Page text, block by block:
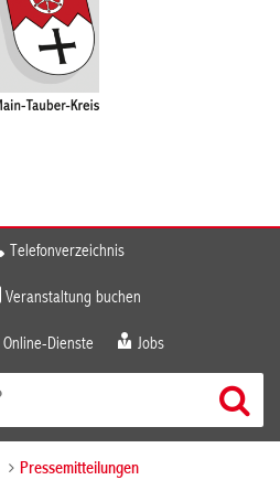
Telefonverzeichnis
Veranstaltung buchen
Online-Dienste Jobs
Pressemitteilungen